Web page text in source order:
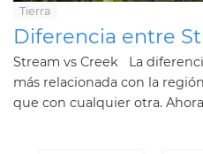
Tierra
Diferencia entre
Stream vs Creek La
más relacionada con la
que con cualquier otra.